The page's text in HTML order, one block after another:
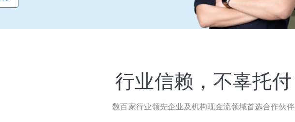
行业信赖，不辜托付
数百家行业领先企业及机构现金流领域首选合作伙伴